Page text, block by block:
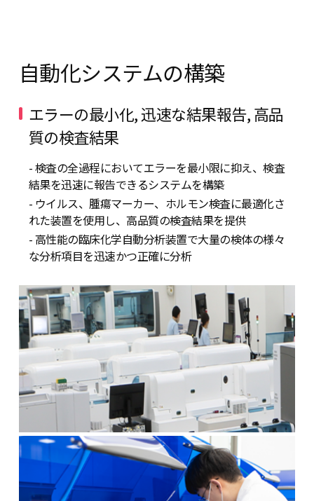
自動化システムの構築
エラーの最小化, 迅速な結果報告, 高品
質の検査結果
- 検査の全過程においてエラーを最小限に抑え、検査
結果を迅速に報告できるシステムを構築
- ウイルス、腫瘍マーカー、ホルモン検査に最適化さ
れた装置を使用し、高品質の検査結果を提供
- 高性能の臨床化学自動分析装置で大量の検体の様々
な分析項目を迅速かつ正確に分析